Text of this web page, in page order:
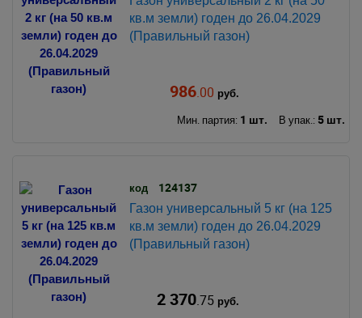
кв.м земли) годен до 26.04.2029
(Правильный газон)
986.00 руб.
Мин. партия: 1 шт. В упак.: 5 шт.
код 124137
Газон универсальный 5 кг (на 125
кв.м земли) годен до 26.04.2029
(Правильный газон)
2 370.75руб.